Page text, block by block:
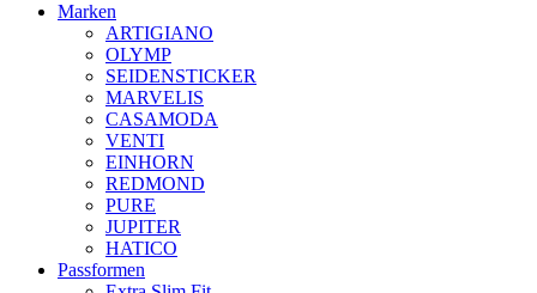
Marken
ARTIGIANO
OLYMP
SEIDENSTICKER
MARVELIS
CASAMODA
VENTI
EINHORN
REDMOND
PURE
JUPITER
HATICO
Passformen